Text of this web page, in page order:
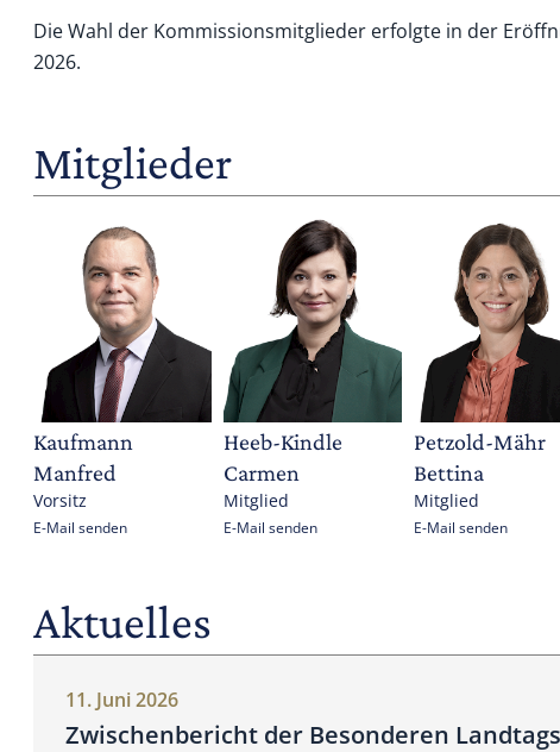
Die Wahl der Kommissionsmitglieder erfolgte in der
2026.
Mitglieder
Kaufmann
Manfred
Vorsitz
E-Mail senden
Heeb-Kindle
Carmen
Mitglied
E-Mail senden
Petzold-Mähr
Bettina
Mitglied
E-Mail senden
Aktuelles
11. Juni 2026
Zwischenbericht der Besonderen